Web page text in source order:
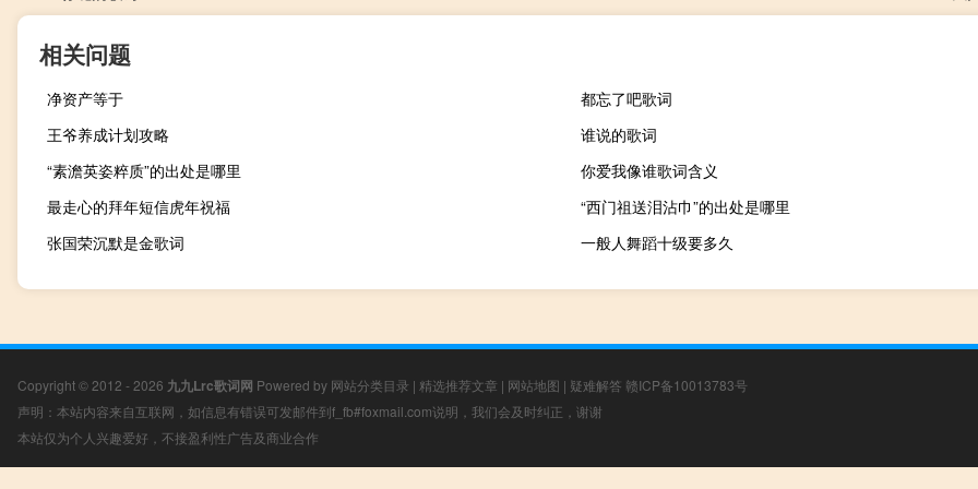
相关问题
净资产等于
都忘了吧歌词
王爷养成计划攻略
谁说的歌词
“素澹英姿粹质”的出处是哪里
你爱我像谁歌词含义
最走心的拜年短信虎年祝福
“西门祖送泪沾巾”的出处是哪里
张国荣沉默是金歌词
一般人舞蹈十级要多久
Copyright © 2012 - 2026 九九Lrc歌词网 Powered by 网站分类目录 | 精选推荐文章 | 网站地图 | 疑难解答 赣ICP备10013783号
声明：本站内容来自互联网，如信息有错误可发邮件到f_fb#foxmail.com说明，我们会及时纠正，谢谢
本站仅为个人兴趣爱好，不接盈利性广告及商业合作